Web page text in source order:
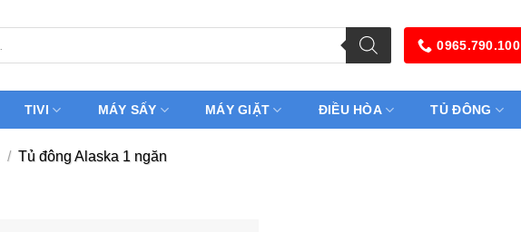
0965.790.100
TIVI MÁY SẤY MÁY GIẶT ĐIỀU HÒA TỦ ĐÔNG
/ Tủ đông Alaska 1 ngăn